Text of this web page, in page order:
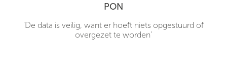
PON
'De data is veilig, want er hoeft niets opgestuurd of
overgezet te worden'